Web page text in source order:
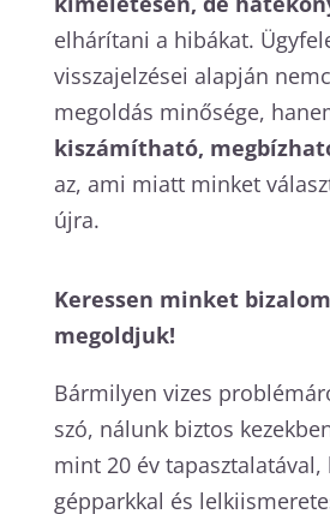
elhárítani a hibákat.
visszajelzései alapján
megoldás minősége,
kiszámítható,
az, ami miatt minket
újra.
Keressen minket
megoldjuk!
Bármilyen vizes
szó, nálunk biztos
mint 20 év tapasztalatával,
gépparkkal és